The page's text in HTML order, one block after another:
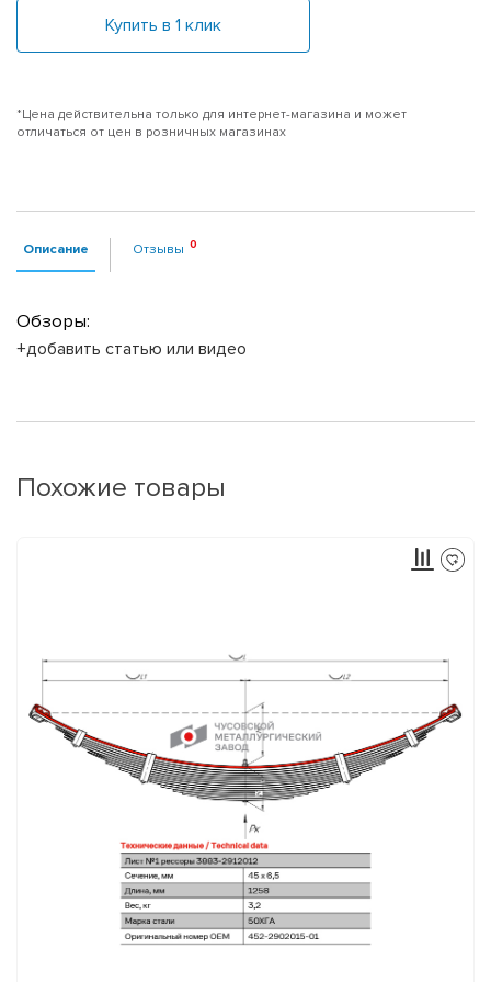
Купить в 1 клик
*Цена действительна только для интернет-магазина и может
отличаться от цен в розничных магазинах
Описание Отзывы
Обзоры:
+добавить статью или видео
Похожие товары